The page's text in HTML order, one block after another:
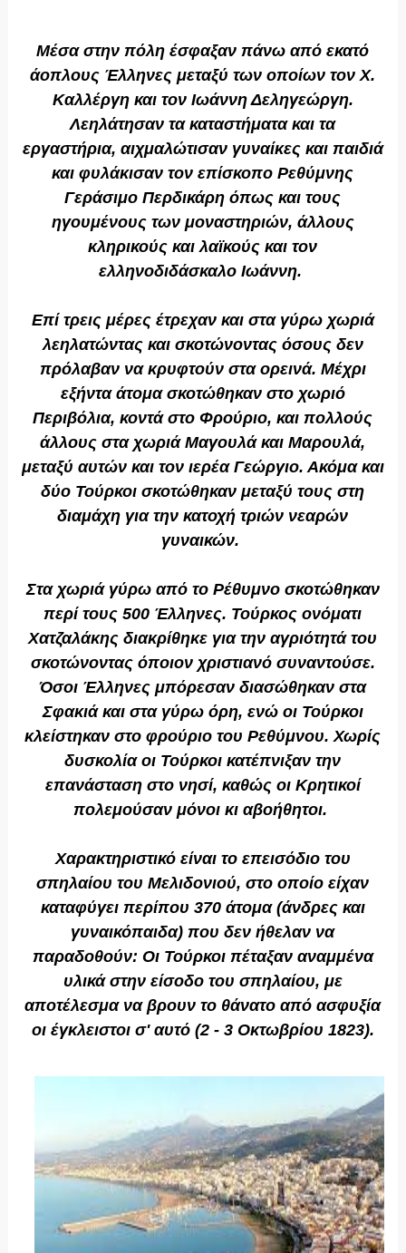
Μέσα στην πόλη έσφαξαν πάνω από εκατό
άοπλους Έλληνες μεταξύ των οποίων τον Χ.
Καλλέργη και τον Ιωάννη Δεληγεώργη.
Λεηλάτησαν τα καταστήματα και τα
εργαστήρια, αιχμαλώτισαν γυναίκες και παιδιά
και φυλάκισαν τον επίσκοπο Ρεθύμνης
Γεράσιμο Περδικάρη όπως και τους
ηγουμένους των μοναστηριών, άλλους
κληρικούς και λαϊκούς και τον
ελληνοδιδάσκαλο Ιωάννη.
Επί τρεις μέρες έτρεχαν και στα γύρω χωριά
λεηλατώντας και σκοτώνοντας όσους δεν
πρόλαβαν να κρυφτούν στα ορεινά. Μέχρι
εξήντα άτομα σκοτώθηκαν στο χωριό
Περιβόλια, κοντά στο Φρούριο, και πολλούς
άλλους στα χωριά Μαγουλά και Μαρουλά,
μεταξύ αυτών και τον ιερέα Γεώργιο. Ακόμα και
δύο Τούρκοι σκοτώθηκαν μεταξύ τους στη
διαμάχη για την κατοχή τριών νεαρών
γυναικών.
Στα χωριά γύρω από το Ρέθυμνο σκοτώθηκαν
περί τους 500 Έλληνες. Τούρκος ονόματι
Χατζαλάκης διακρίθηκε για την αγριότητά του
σκοτώνοντας όποιον χριστιανό συναντούσε.
Όσοι Έλληνες μπόρεσαν διασώθηκαν στα
Σφακιά και στα γύρω όρη, ενώ οι Τούρκοι
κλείστηκαν στο φρούριο του Ρεθύμνου. Χωρίς
δυσκολία οι Τούρκοι κατέπνιξαν την
επανάσταση στο νησί, καθώς οι Κρητικοί
πολεμούσαν μόνοι κι αβοήθητοι.
Χαρακτηριστικό είναι το επεισόδιο του
σπηλαίου του Μελιδονιού, στο οποίο είχαν
καταφύγει περίπου 370 άτομα (άνδρες και
γυναικόπαιδα) που δεν ήθελαν να
παραδοθούν: Οι Τούρκοι πέταξαν αναμμένα
υλικά στην είσοδο του σπηλαίου, με
αποτέλεσμα να βρουν το θάνατο από ασφυξία
οι έγκλειστοι σ' αυτό (2 - 3 Οκτωβρίου 1823).